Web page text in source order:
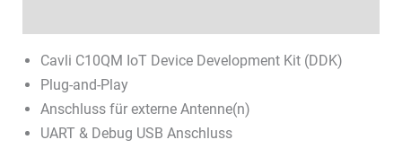
Cavli C10QM IoT Device Development Kit (DDK)
Plug-and-Play
Anschluss für externe Antenne(n)
UART & Debug USB Anschluss